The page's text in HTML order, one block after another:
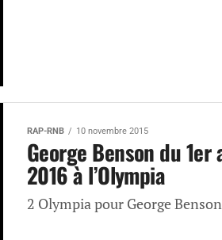
RAP-RNB 10 novembre 2015
George Benson du
2016 à l’Olympia
2 Olympia pour George Benson